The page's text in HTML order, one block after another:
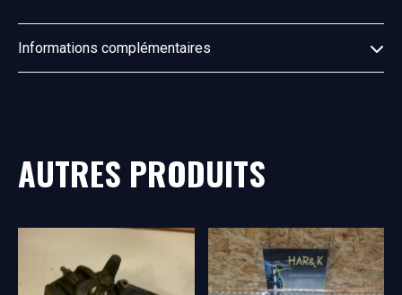
Informations complémentaires
AUTRES PRODUITS